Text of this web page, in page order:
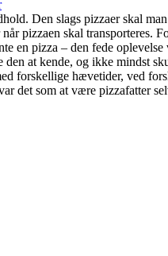
Den slags pizzaer skal
pizzaen skal transporteres.
en pizza – den fede
at kende, og ikke mindst
forskellige hævetider, ved
det som at være pizzafatter